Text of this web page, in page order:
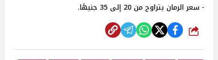
- سعر الرمان يتراوح من 20 إلى 35 جنيهًا.
شارك